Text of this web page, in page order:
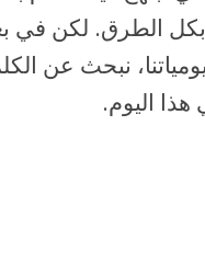
الطرق. لكن في
نبحث عن
اليوم.